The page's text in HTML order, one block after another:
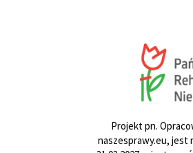
Projekt pn.
naszesprawy.eu, jest